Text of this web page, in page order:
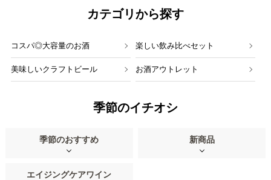
カテゴリから探す
コスパ◎大容量のお酒 楽しい飲み比べセット
美味しいクラフトビール お酒アウトレット
季節のイチオシ
季節のおすすめ 新商品
エイジングケアワイン